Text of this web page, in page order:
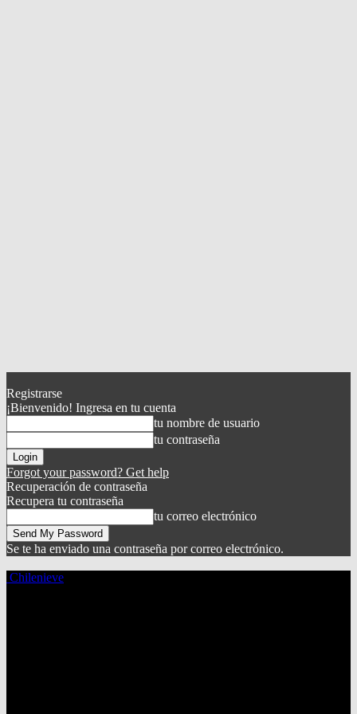
Registrarse
¡Bienvenido! Ingresa en tu cuenta
tu nombre de usuario
tu contraseña
Forgot your password? Get help
Recuperación de contraseña
Recupera tu contraseña
tu correo electrónico
Se te ha enviado una contraseña por correo electrónico.
Chilenieve